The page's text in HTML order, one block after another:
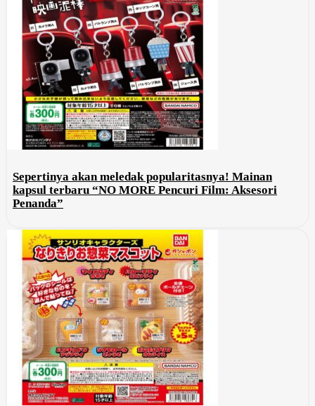
Sepertinya akan meledak popularitasnya! Mainan
kapsul terbaru “NO MORE Pencuri Film: Aksesori
Penanda”